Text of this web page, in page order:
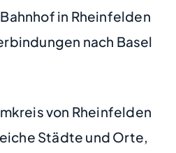
in Rheinfelden
nach Basel
von Rheinfelden
Städte und Orte,